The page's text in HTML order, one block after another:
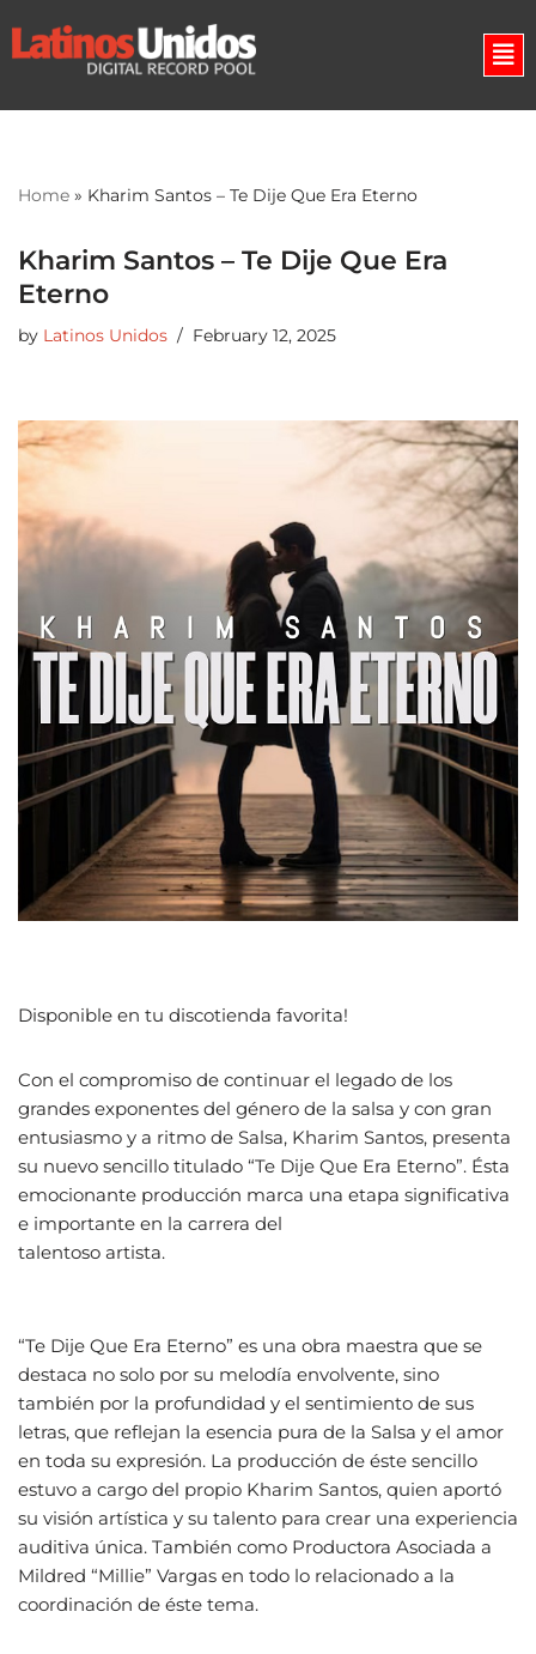
Skip
Home » Kharim Santos – Te Dije Que Era Eterno
Kharim Santos – Te Dije Que Era
Eterno
by Latinos Unidos February 12, 2025
Disponible en tu discotienda favorita!
Con el compromiso de continuar el legado de los
grandes exponentes del género de la salsa y con gran
entusiasmo y a ritmo de Salsa, Kharim Santos, presenta
su nuevo sencillo titulado “Te Dije Que Era Eterno”. Ésta
emocionante producción marca una etapa significativa
e importante en la carrera del
talentoso artista.
“Te Dije Que Era Eterno” es una obra maestra que se
destaca no solo por su melodía envolvente, sino
también por la profundidad y el sentimiento de sus
letras, que reflejan la esencia pura de la Salsa y el amor
en toda su expresión. La producción de éste sencillo
estuvo a cargo del propio Kharim Santos, quien aportó
su visión artística y su talento para crear una experiencia
auditiva única. También como Productora Asociada a
Mildred “Millie” Vargas en todo lo relacionado a la
coordinación de éste tema.